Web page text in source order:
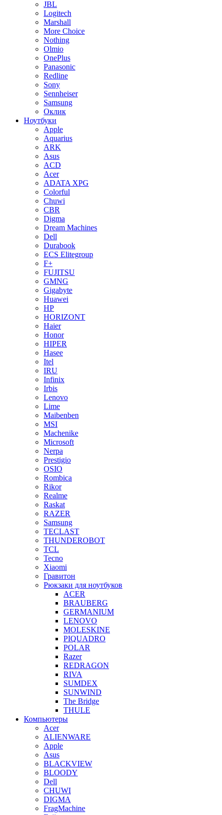
JBL
Logitech
Marshall
More Choice
Nothing
Olmio
OnePlus
Panasonic
Redline
Sony
Sennheiser
Samsung
Оклик
Ноутбуки
Apple
Aquarius
ARK
Asus
ACD
Acer
ADATA XPG
Colorful
Chuwi
CBR
Digma
Dream Machines
Dell
Durabook
ECS Elitegroup
F+
FUJITSU
GMNG
Gigabyte
Huawei
HP
HORIZONT
Haier
Honor
HIPER
Hasee
Itel
IRU
Infinix
Irbis
Lenovo
Lime
Maibenben
MSI
Machenike
Microsoft
Nerpa
Prestigio
OSIO
Rombica
Rikor
Realme
Raskat
RAZER
Samsung
TECLAST
THUNDEROBOT
TCL
Tecno
Xiaomi
Гравитон
Рюкзаки для ноутбуков
ACER
BRAUBERG
GERMANIUM
LENOVO
MOLESKINE
PIQUADRO
POLAR
Razer
REDRAGON
RIVA
SUMDEX
SUNWIND
The Bridge
THULE
Компьютеры
Acer
ALIENWARE
Apple
Asus
BLACKVIEW
BLOODY
Dell
CHUWI
DIGMA
FragMachine